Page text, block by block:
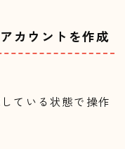
カウントを作成
ている状態で操作